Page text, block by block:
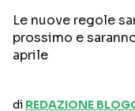
Le nuove regole
prossimo e
aprile
di REDAZIONE